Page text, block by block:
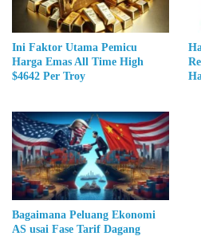
Ini Faktor Utama Pemicu
Harga Emas All Time High
$4642 Per Troy
Bagaimana Peluang Ekonomi
AS usai Fase Tarif Dagang